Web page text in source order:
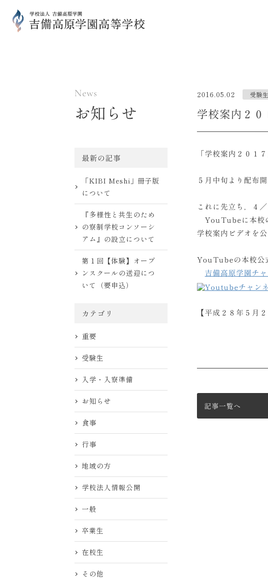
News
お知らせ
最新の記事
「KIBI Meshi」冊子版
について
『多様性と共生のため
の寮制学校コンソーシ
アム』の設立について
第１回【体験】オープ
ンスクールの送迎につ
いて（要申込）
カテゴリ
重要
受験生
入学・入寮準備
お知らせ
食事
行事
地域の方
学校法人情報公開
一般
卒業生
在校生
その他
2016.05.02 受験生
学校案内２
「学校案内２０１
５月中旬より配布
これに先立ち，４／
YouTubeに本校
学校案内ビデオを公
YouTubeの本校公
吉備高原学園チ
【平成２８年５月２
記事一覧へ